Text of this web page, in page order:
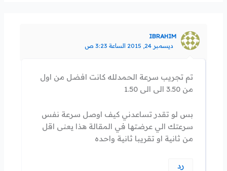
IBRAHIM
ديسمبر 24, 2015 الساعة 3:23 ص
تم تجريب سرعة الحمدلله كانت افضل من اول
من 3.50 الى الى 1.50
بس لو تقدر تساعدني كيف اوصل سرعة نفس
سرعتك الي عرضتها في المقالة هذا يعنى اقل
من ثانية او تقريبا ثانية واحده
رد